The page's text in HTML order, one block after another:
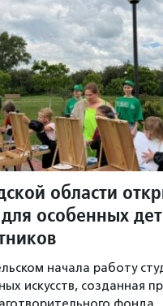
области
особенных
начала работу
искусств, созданная